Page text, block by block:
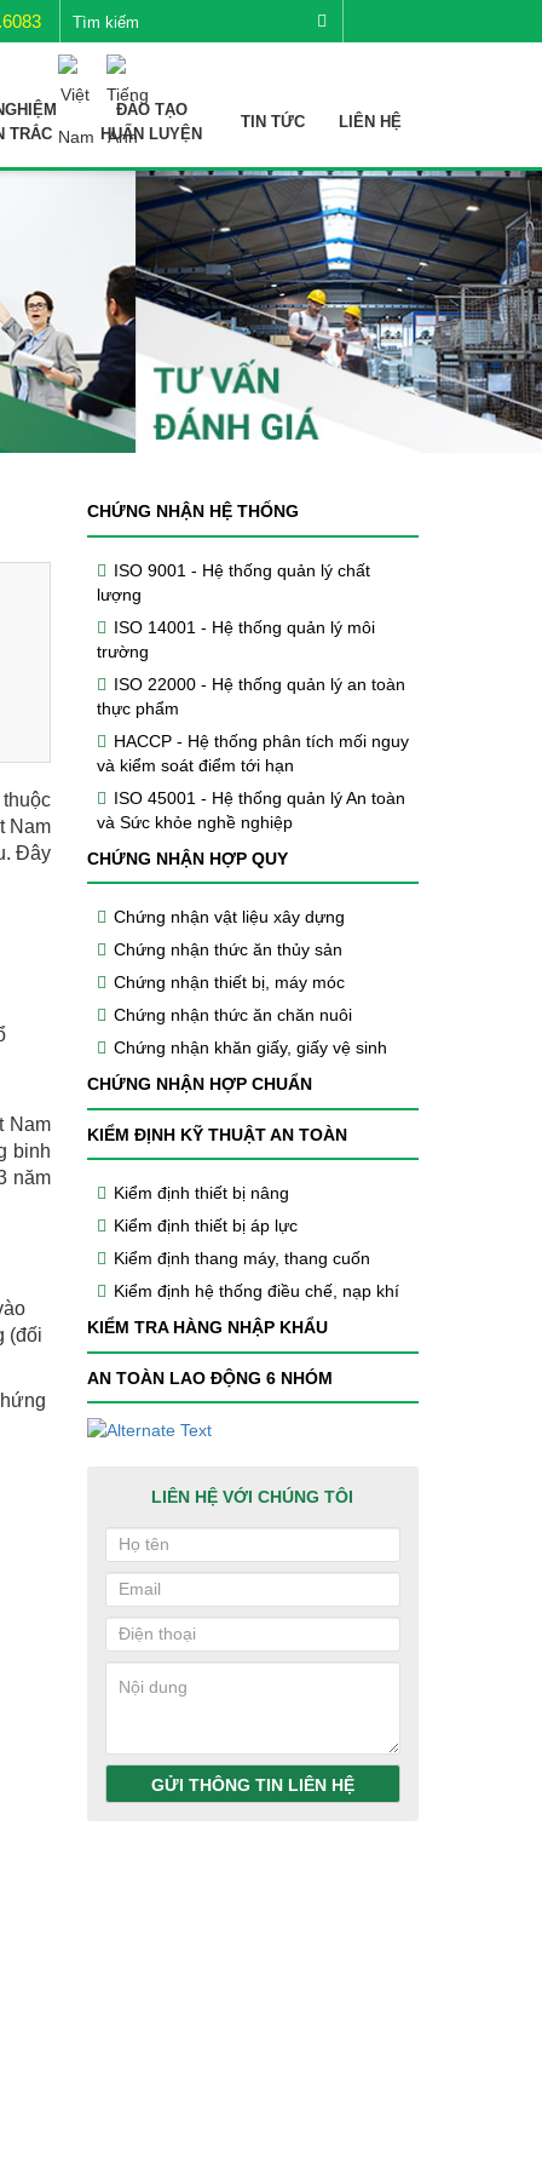
TRẮC
ĐÀO TẠO
HUẤN LUYỆN
TIN TỨC LIÊN HỆ
Nam
Đây
Nam
binh
năm
(đối
CHỨNG NHẬN HỆ THỐNG
ISO 9001 - Hệ thống quản lý chất
lượng
ISO 14001 - Hệ thống quản lý môi
trường
ISO 22000 - Hệ thống quản lý an toàn
thực phẩm
HACCP - Hệ thống phân tích mối nguy
và kiểm soát điểm tới hạn
ISO 45001 - Hệ thống quản lý An toàn
và Sức khỏe nghề nghiệp
CHỨNG NHẬN HỢP QUY
Chứng nhận vật liệu xây dựng
Chứng nhận thức ăn thủy sản
Chứng nhận thiết bị, máy móc
Chứng nhận thức ăn chăn nuôi
Chứng nhận khăn giấy, giấy vệ sinh
CHỨNG NHẬN HỢP CHUẨN
KIỂM ĐỊNH KỸ THUẬT AN TOÀN
Kiểm định thiết bị nâng
Kiểm định thiết bị áp lực
Kiểm định thang máy, thang cuốn
Kiểm định hệ thống điều chế, nạp khí
KIỂM TRA HÀNG NHẬP KHẨU
AN TOÀN LAO ĐỘNG 6 NHÓM
LIÊN HỆ VỚI CHÚNG TÔI
GỬI THÔNG TIN LIÊN HỆ